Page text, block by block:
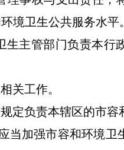
境卫生公共服务水平。
生主管部门负责本行
关工作。
定负责本辖区的市容
当加强市容和环境卫